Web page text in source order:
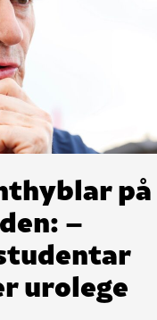
på
–
urolege